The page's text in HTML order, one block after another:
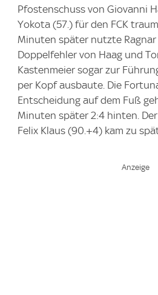
Pfostenschuss von Giovanni
Yokota (57.) für den FCK
Minuten später nutzte Ragnar
Doppelfehler von Haag und
Kastenmeier sogar zur
per Kopf ausbaute. Die
Entscheidung auf dem Fuß
Minuten später 2:4 hinten.
Felix Klaus (90.+4) kam zu